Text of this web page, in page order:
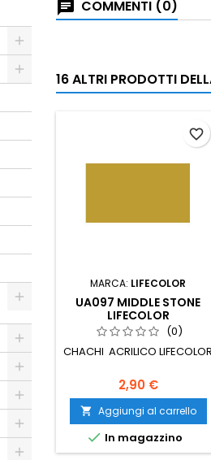
COMMENTI (0)
16 ALTRI PRODOTTI
MARCA: LIFECOLOR
UA097 MIDDLE STONE
LIFECOLOR
(0)
CHACHI ACRILICO LIFECOLOR
2,90 €
 Aggiungi al carrello
 In magazzino
favorite_border